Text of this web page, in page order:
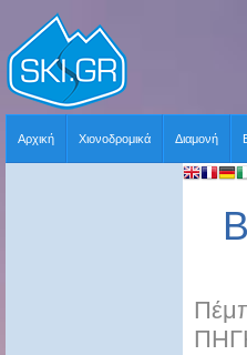
Αρχική Χιονοδρομικά Διαμονή